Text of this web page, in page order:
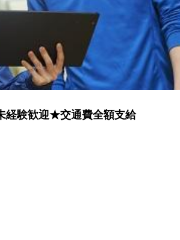
経験歓迎★交通費全額支給